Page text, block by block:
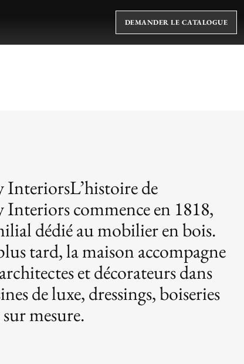
DEMANDER LE CATALOGUE
de
commence en 1818,
dédié au mobilier en bois.
tard, la maison accompagne
et décorateurs dans
de luxe, dressings, boiseries
mesure.